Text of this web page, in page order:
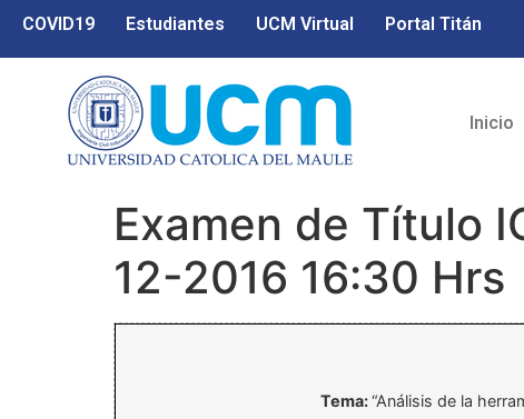
COVID19 Estudiantes UCM Virtual Portal Titán
Inicio
Examen de Título
12-2016 16:30 Hrs
Tema:“Análisis de la